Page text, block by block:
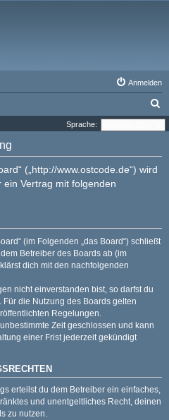
Anmelden
u
Sprache:
(„http://www.ostcode.de“) wird
Vertrag mit folgenden
(im Folgenden „das Board“) schließt
Betreiber des Boards ab (im
dich mit den nachfolgenden
nicht einverstanden bist, so darfst du
die Nutzung des Boards gelten
Regelungen.
Zeit geschlossen und kann
einer Frist jederzeit gekündigt
erteilst du dem Betreiber ein einfaches,
und unentgeltliches Recht, deinen
zu nutzen.